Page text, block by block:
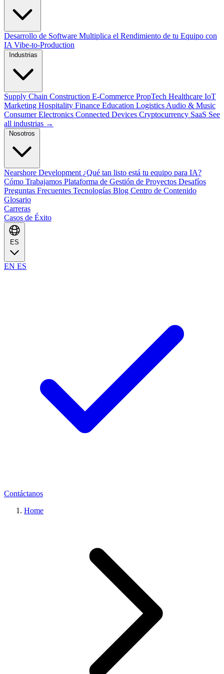
Desarrollo de Software Multiplica el Rendimiento de tu Equipo con
IA Vibe-to-Production
Supply Chain Construction E-Commerce PropTech Healthcare IoT
Marketing Hospitality Finance Education Logistics Audio & Music
Consumer Electronics Connected Devices Cryptocurrency SaaS See
all industrias →
Nearshore Development ¿Qué tan listo está tu equipo para IA?
Cómo Trabajamos Plataforma de Gestión de Proyectos Desafíos
Preguntas Frecuentes Tecnologías Blog Centro de Contenido
Glosario
Carreras
Casos de Éxito
EN ES
Contáctanos
Home